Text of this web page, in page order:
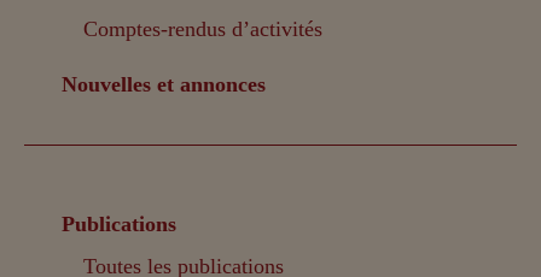
Comptes-rendus d’activités
Nouvelles et annonces
Publications
Toutes les publications